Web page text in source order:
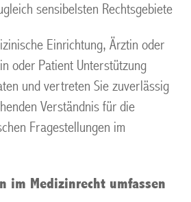
sensibelsten Rechtsgebiete
Einrichtung, Ärztin oder
oder Patient Unterstützung
und vertreten Sie zuverlässig
Verständnis für die
Fragestellungen im
im Medizinrecht umfassen